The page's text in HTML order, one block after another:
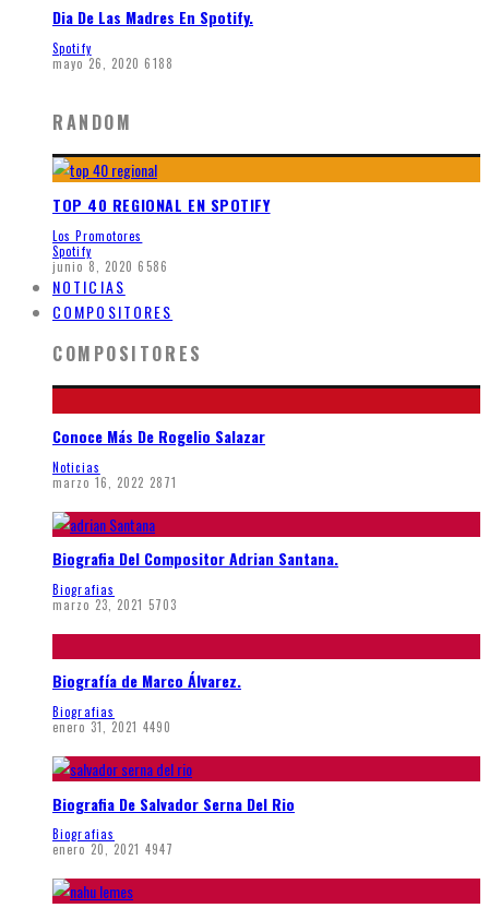
Dia De Las Madres En Spotify.
Spotify
mayo 26, 2020 6188
RANDOM
TOP 40 REGIONAL EN SPOTIFY
Los Promotores
Spotify
junio 8, 2020 6586
NOTICIAS
COMPOSITORES
COMPOSITORES
Conoce Más De Rogelio Salazar
Noticias
marzo 16, 2022 2871
Biografia Del Compositor Adrian Santana.
Biografias
marzo 23, 2021 5703
Biografía de Marco Álvarez.
Biografias
enero 31, 2021 4490
Biografia De Salvador Serna Del Rio
Biografias
enero 20, 2021 4947